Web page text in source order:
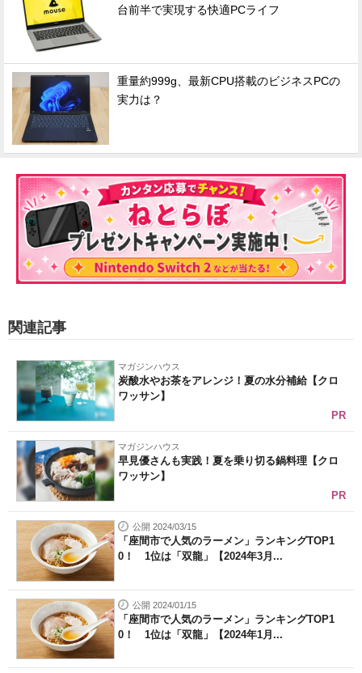
台前半で実現する快適PCライフ
重量約999g、最新CPU搭載のビジネスPCの
実力は？
関連記事
マガジンハウス
炭酸水やお茶をアレンジ！夏の水分補給【クロ
ワッサン】
PR
マガジンハウス
早見優さんも実践！夏を乗り切る鍋料理【クロ
ワッサン】
PR
公開 2024/03/15
「座間市で人気のラーメン」ランキングTOP1
0！ 1位は「双龍」【2024年3月...
公開 2024/01/15
「座間市で人気のラーメン」ランキングTOP1
0！ 1位は「双龍」【2024年1月...